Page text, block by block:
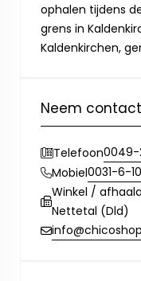
ophalen tijdens
grens in
Kaldenkirchen,
Neem
Telefoon0049-
Mobiel0031-6-
Winkel /
Nettetal (Dld)